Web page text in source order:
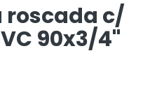
c/
90x3/4"